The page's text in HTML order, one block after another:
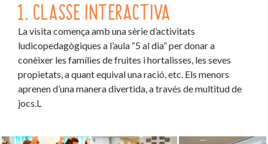
1. CLASSE INTERACTIVA
La visita comença amb una sèrie d’activitats
ludicopedagògiques a l’aula “5 al dia” per donar a
conèixer les famílies de fruites i hortalisses, les seves
propietats, a quant equival una ració, etc. Els menors
aprenen d’una manera divertida, a través de multitud de
jocs.L